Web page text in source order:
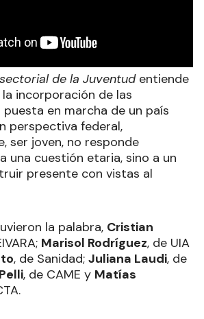
de la Juventudentiende
incorporación de las
en marcha de un país
perspectiva federal,
ser joven, no responde
una cuestión etaria, sino a un
presente con vistas al
la palabra, Cristian
Marisol Rodríguez, de UIA
, de Sanidad; Juliana Laudi, de
, de CAME y Matías